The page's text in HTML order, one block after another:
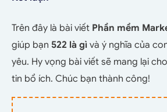
Trên đây là bài viết Phần mềm
giúp bạn 522 là gì và ý nghĩa của
yêu. Hy vọng bài viết sẽ mang lại
tin bổ ích. Chúc bạn thành công!